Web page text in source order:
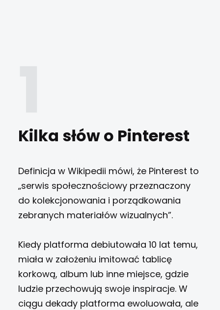
Kilka słów o Pinterest
Definicja w Wikipedii mówi, że Pinterest to
„serwis społecznościowy przeznaczony
do kolekcjonowania i porządkowania
zebranych materiałów wizualnych”.
Kiedy platforma debiutowała 10 lat temu,
miała w założeniu imitować tablicę
korkową, album lub inne miejsce, gdzie
ludzie przechowują swoje inspiracje. W
ciągu dekady platforma ewoluowała, ale